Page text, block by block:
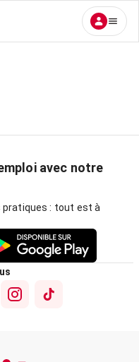
avec notre
: tout est à